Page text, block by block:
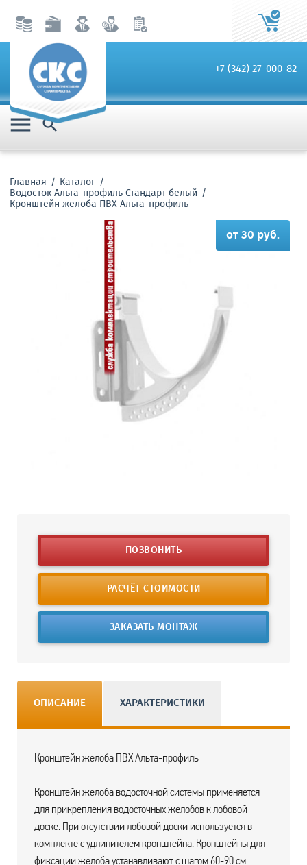
+7 (342) 27-000-82
 
Главная Каталог
Водосток Альта-профиль Стандарт белый
Кронштейн желоба ПВХ Альта-профиль
от 30 руб.
ПОЗВОНИТЬ
РАСЧЁТ СТОИМОСТИ
ЗАКАЗАТЬ МОНТАЖ
ОПИСАНИЕ ХАРАКТЕРИСТИКИ
Кронштейн желоба ПВХ Альта-профиль
Кронштейн желоба водосточной системы применяется
для прикрепления водосточных желобов к лобовой
доске. При отсутствии лобовой доски используется в
комплекте с удлинителем кронштейна. Кронштейны для
фиксации желоба устанавливают с шагом 60-90 см.